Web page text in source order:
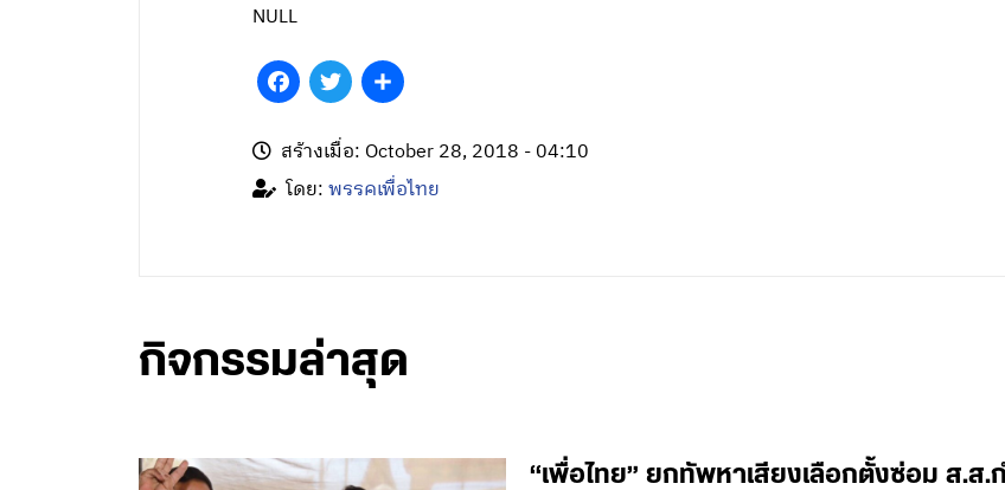
NULL
Facebook
TwitterShare
สร้างเมื่อ: October 28, 2018 - 04:10
โดย:พรรคเพื่อไทย
กิจกรรมล่าสุด
“เพื่อไทย” ยกทัพหาเสียงเลือกตั้งซ่อม ส.ส.